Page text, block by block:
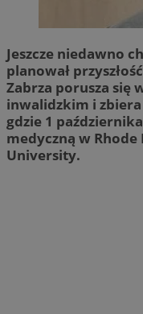
Jeszcze niedawno
planował
Zabrza porusza się
inwalidzkim i zbiera
gdzie 1
medyczną w
University.